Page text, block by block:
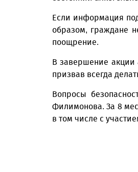
Если информация
образом, граждане
поощрение.
В завершение акции
призвав всегда
Вопросы
Филимонова. За 8
в том числе с